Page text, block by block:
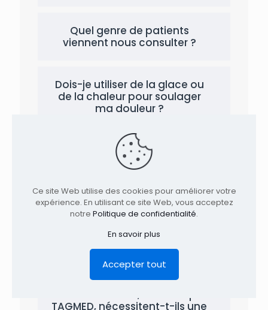
Quel genre de patients
viennent nous consulter ?
Dois-je utiliser de la glace ou
de la chaleur pour soulager
ma douleur ?
Dois-je passer des
radiographies pour recevoir
des soins à la clinique
TAGMED?
Comment me préparer à la
première visite à la clinique
TAGMED ?
TAGMED, nécessitent-t-ils une
Ce site Web utilise des cookies pour améliorer votre
expérience. En utilisant ce site Web, vous acceptez
notre Politique de confidentialité.
En savoir plus
Accepter tout